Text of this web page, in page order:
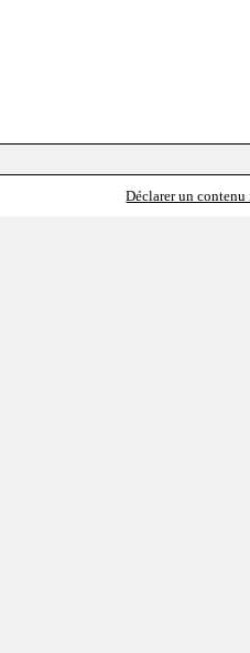
Déclarer un